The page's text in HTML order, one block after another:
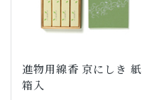
進物用線香 京にしき 紙
箱入